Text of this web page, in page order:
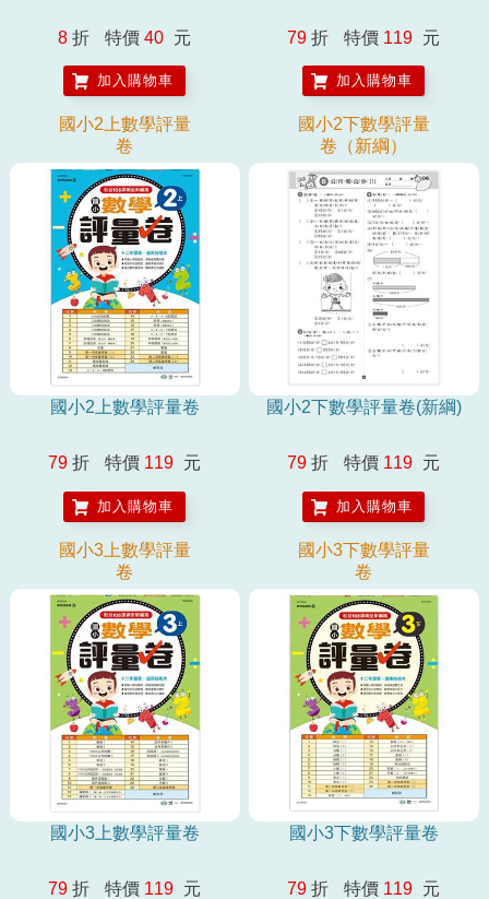
8 折 特價 40 元
加入購物車
79 折 特價 119 元
加入購物車
國小2上數學評量
卷
國小2上數學評量卷
79 折 特價 119 元
加入購物車
國小2下數學評量
卷（新綱）
國小2下數學評量卷(新綱)
79 折 特價 119 元
加入購物車
國小3上數學評量
卷
國小3上數學評量卷
79 折 特價 119 元
國小3下數學評量
卷
國小3下數學評量卷
79 折 特價 119 元